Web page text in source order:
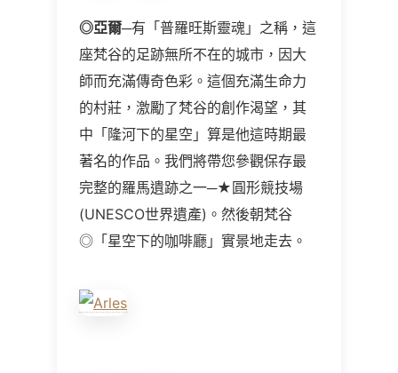
◎亞爾─有「普羅旺斯靈魂」之稱，這
座梵谷的足跡無所不在的城市，因大
師而充滿傳奇色彩。這個充滿生命力
的村莊，激勵了梵谷的創作渴望，其
中「隆河下的星空」算是他這時期最
著名的作品。我們將帶您參觀保存最
完整的羅馬遺跡之一─★圓形競技場
(UNESCO世界遺產)。然後朝梵谷
◎「星空下的咖啡廳」實景地走去。